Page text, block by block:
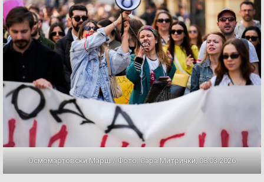
Осмомартовски Марш / Фото: Сара Митрички, 08.03.2026